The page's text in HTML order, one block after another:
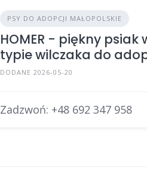
PSY DO ADOPCJI MAŁOPOLSKIE
HOMER - piękny psiak
typie wilczaka do
DODANE 2026-05-20
Zadzwoń: +48 692 347 958